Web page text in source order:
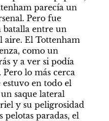
parecía un
Pero fue
batalla entre un
aire. El Tottenham
como un
y a ver si podía
lo más cerca
en todo el
saque lateral
y su peligrosidad
pelotas paradas, el